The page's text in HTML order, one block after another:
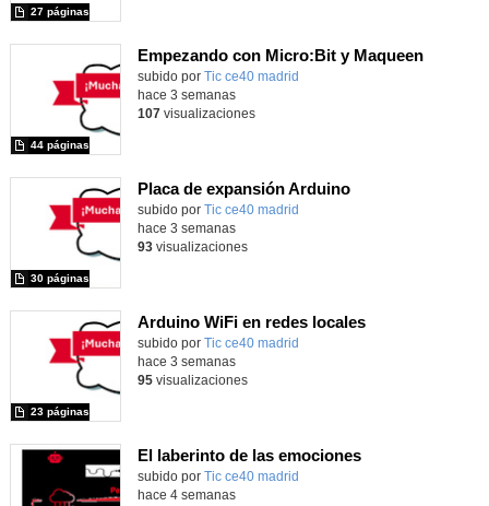
27 páginas
Empezando con Micro:Bit y Maqueen
Contenido educativo.
subido por Tic ce40 madrid
44 páginas
hace 3 semanas
107 visualizaciones
Placa de expansión Arduino
Contenido educativo.
subido por Tic ce40 madrid
30 páginas
hace 3 semanas
93visualizaciones
Arduino WiFi en redes locales
Contenido educativo.
subido por Tic ce40 madrid
23 páginas
hace 3 semanas
95visualizaciones
El laberinto de las emociones
subido por Tic ce40 madrid
hace 4 semanas